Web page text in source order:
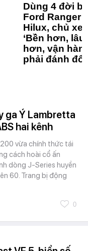
Dùng 4 đời
Ford Ranger
Hilux, chủ xe
‘Bền hơn,
hơn, vận
phải đánh
ga Ý Lambretta
hai kênh
vừa chính thức tái
cách hoài cổ ấn
dòng J-Series huyền
60. Trang bị động
0